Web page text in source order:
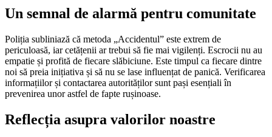
Un semnal de alarmă pentru comunitate
Poliția subliniază că metoda „Accidentul” este extrem de
periculoasă, iar cetățenii ar trebui să fie mai vigilenți. Escrocii nu au
empatie și profită de fiecare slăbiciune. Este timpul ca fiecare dintre
noi să preia inițiativa și să nu se lase influențat de panică. Verificarea
informațiilor și contactarea autorităților sunt pași esențiali în
prevenirea unor astfel de fapte rușinoase.
Reflecția asupra valorilor noastre